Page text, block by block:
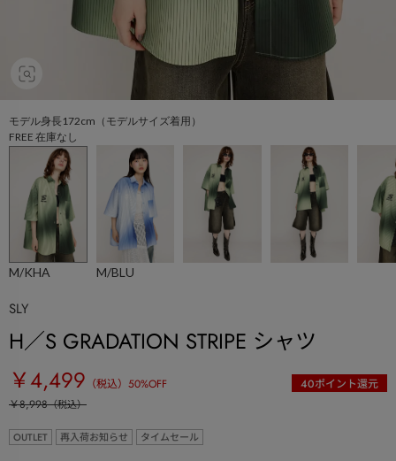
モデル身長172cm（モデルサイズ着用）
FREE 在庫なし
M/KHA M/BLU
SLY
H／S GRADATION STRIPE シャツ
￥4,499 （税込） 50%OFF 40ポイント還元
￥8,998（税込）
OUTLET 再入荷お知らせ タイムセール